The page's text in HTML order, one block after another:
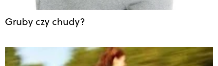
Gruby czy chudy?